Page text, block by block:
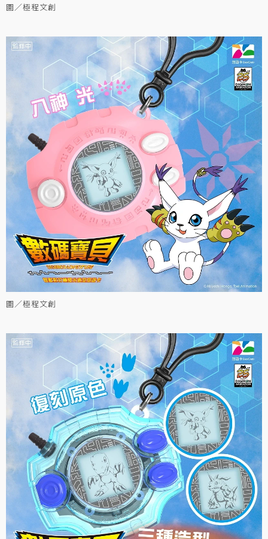
圖／極程文創
圖／極程文創